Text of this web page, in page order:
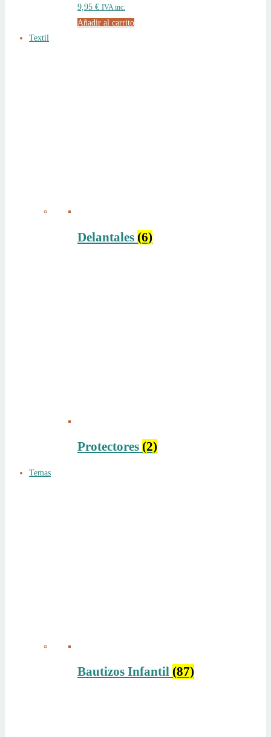
9,95 € IVA inc.
Añadir al carrito
Textil
Delantales (6)
Protectores (2)
Temas
Bautizos Infantil (87)